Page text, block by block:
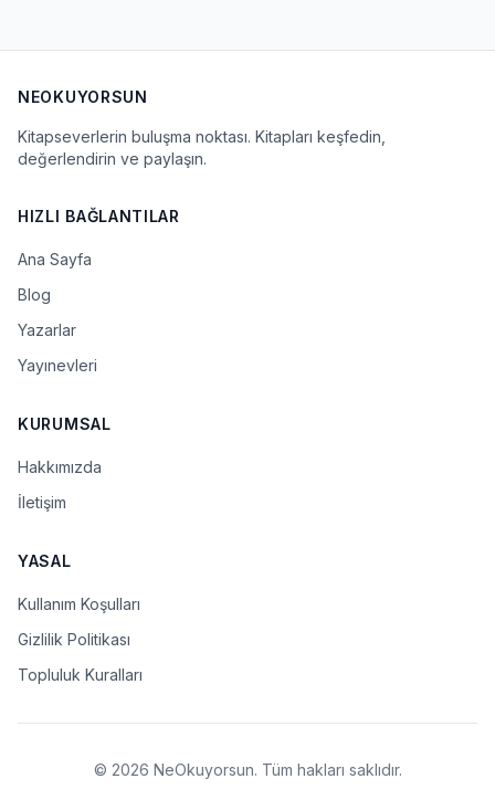
NEOKUYORSUN
Kitapseverlerin buluşma noktası. Kitapları keşfedin,
değerlendirin ve paylaşın.
HIZLI BAĞLANTILAR
Ana Sayfa
Blog
Yazarlar
Yayınevleri
KURUMSAL
Hakkımızda
İletişim
YASAL
Kullanım Koşulları
Gizlilik Politikası
Topluluk Kuralları
© 2026 NeOkuyorsun. Tüm hakları saklıdır.